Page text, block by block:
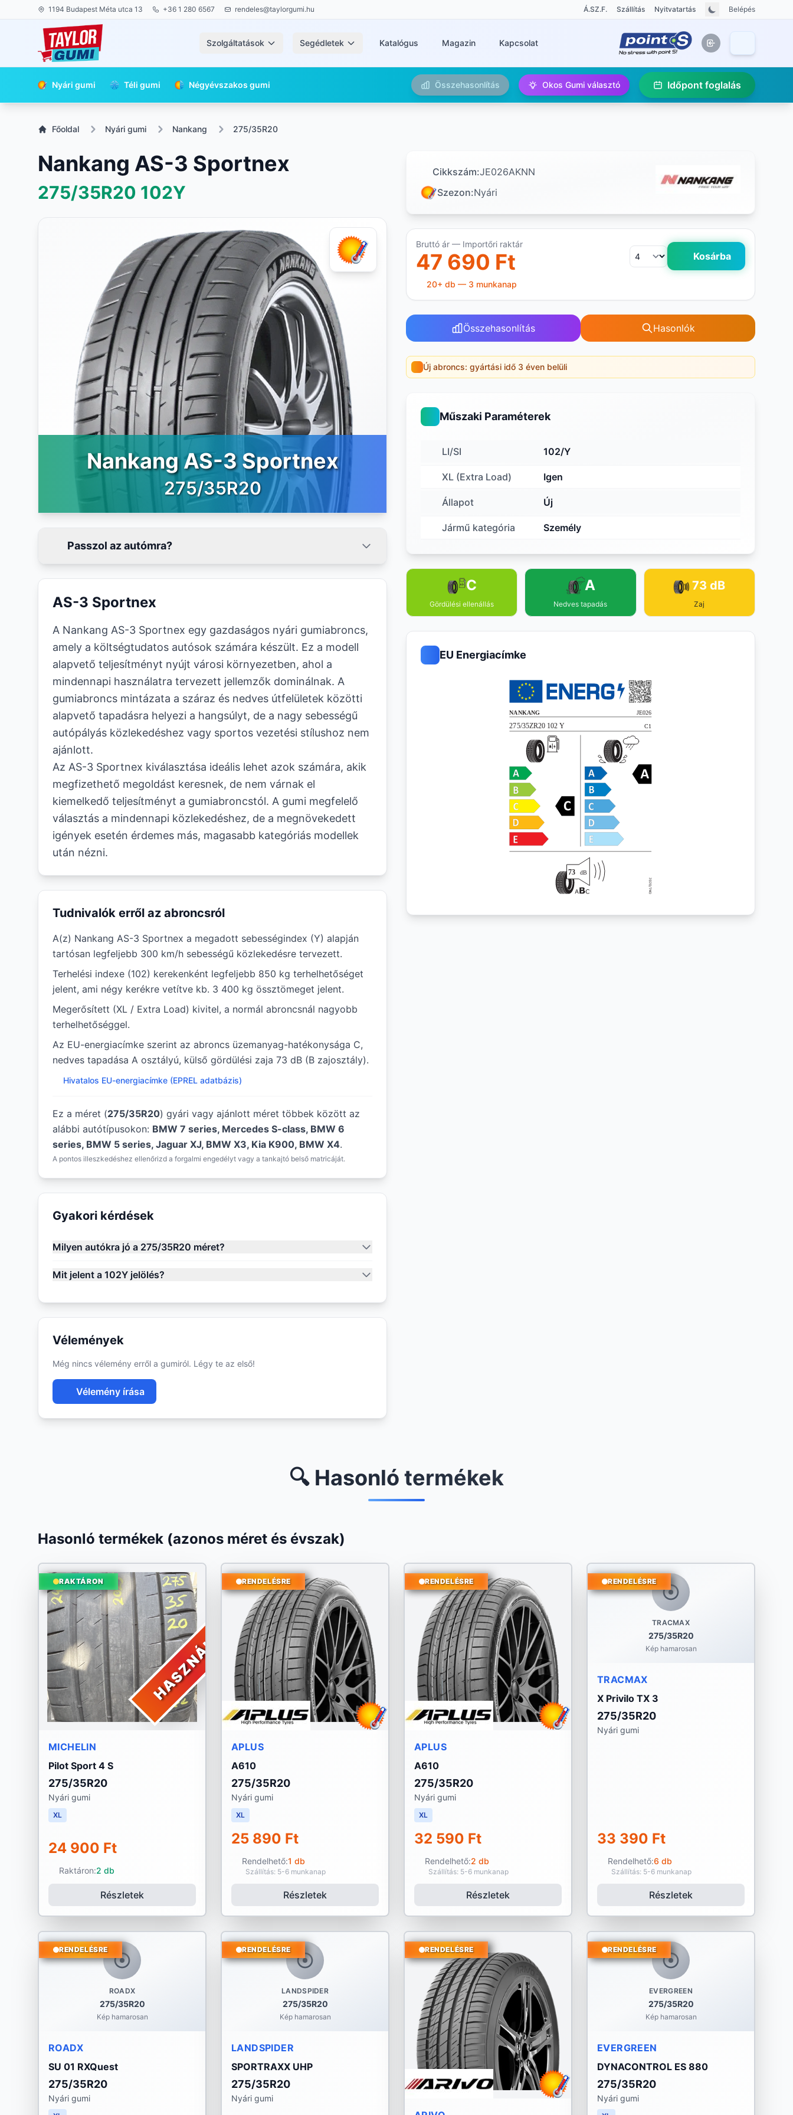
1194 Budapest Méta utca 13 +36 1 280 6567 rendeles@taylorgumi.hu Á.SZ.F. Szállítás Nyitvatartás Belépés
Szolgáltatások Segédletek Katalógus Magazin Kapcsolat
Nyári gumi Téli gumi Négyévszakos gumi Összehasonlítás Okos Gumi választó Időpont foglalás
Főoldal Nyári gumi Nankang 275/35R20
Nankang AS-3 Sportnex
275/35R20 102Y
Nankang AS-3 Sportnex
275/35R20
Passzol az autómra?
AS-3 Sportnex
A Nankang AS-3 Sportnex egy gazdaságos nyári gumiabroncs,
amely a költségtudatos autósok számára készült. Ez a modell
alapvető teljesítményt nyújt városi környezetben, ahol a
mindennapi használatra tervezett jellemzők dominálnak. A
gumiabroncs mintázata a száraz és nedves útfelületek közötti
alapvető tapadásra helyezi a hangsúlyt, de a nagy sebességű
autópályás közlekedéshez vagy sportos vezetési stílushoz nem
ajánlott.
Az AS-3 Sportnex kiválasztása ideális lehet azok számára, akik
megfizethető megoldást keresnek, de nem várnak el
kiemelkedő teljesítményt a gumiabroncstól. A gumi megfelelő
választás a mindennapi közlekedéshez, de a megnövekedett
igények esetén érdemes más, magasabb kategóriás modellek
után nézni.
Tudnivalók erről az abroncsról
A(z) Nankang AS-3 Sportnex a megadott sebességindex (Y) alapján
tartósan legfeljebb 300 km/h sebességű közlekedésre tervezett.
Terhelési indexe (102) kerekenként legfeljebb 850 kg terhelhetőséget
jelent, ami négy kerékre vetítve kb. 3 400 kg össztömeget jelent.
Megerősített (XL / Extra Load) kivitel, a normál abroncsnál nagyobb
terhelhetőséggel.
Az EU-energiacímke szerint az abroncs üzemanyag-hatékonysága C,
nedves tapadása A osztályú, külső gördülési zaja 73 dB (B zajosztály).
Hivatalos EU-energiacímke (EPREL adatbázis)
Ez a méret (275/35R20) gyári vagy ajánlott méret többek között az
alábbi autótípusokon: BMW 7 series, Mercedes S-class, BMW 6
series, BMW 5 series, Jaguar XJ, BMW X3, Kia K900, BMW X4.
A pontos illeszkedéshez ellenőrizd a forgalmi engedélyt vagy a tankajtó belső matricáját.
Gyakori kérdések
Milyen autókra jó a 275/35R20 méret?
Mit jelent a 102Y jelölés?
Vélemények
Még nincs vélemény erről a gumiról. Légy te az első!
Vélemény írása
Cikkszám:JE026AKNN
Szezon:Nyári
Bruttó ár — Importőri raktár
47 690 Ft Kosárba
20+ db — 3 munkanap
Összehasonlítás Hasonlók
Új abroncs: gyártási idő 3 éven belüli
Műszaki Paraméterek
LI/SI 102/Y
XL (Extra Load) Igen
Állapot Új
Jármű kategória Személy
C
Gördülési ellenállás
A
Nedves tapadás
73 dB
Zaj
EU Energiacímke
🔍 Hasonló termékek
Hasonló termékek (azonos méret és évszak)
HASZNÁLT
RAKTÁRON
MICHELIN
Pilot Sport 4 S
275/35R20
Nyári gumi
XL
24 900 Ft
Raktáron:2 db
Részletek
RENDELÉSRE
APLUS
A610
275/35R20
Nyári gumi
XL
25 890 Ft
Rendelhető:1 db
Szállítás: 5-6 munkanap
Részletek
RENDELÉSRE
APLUS
A610
275/35R20
Nyári gumi
XL
32 590 Ft
Rendelhető:2 db
Szállítás: 5-6 munkanap
Részletek
TRACMAX
275/35R20
Kép hamarosan
RENDELÉSRE
TRACMAX
X Privilo TX 3
275/35R20
Nyári gumi
33 390 Ft
Rendelhető:6 db
Szállítás: 5-6 munkanap
Részletek
ROADX
275/35R20
Kép hamarosan
RENDELÉSRE
ROADX
SU 01 RXQuest
275/35R20
Nyári gumi
LANDSPIDER
275/35R20
Kép hamarosan
RENDELÉSRE
LANDSPIDER
SPORTRAXX UHP
275/35R20
Nyári gumi
RENDELÉSRE
EVERGREEN
275/35R20
Kép hamarosan
RENDELÉSRE
EVERGREEN
DYNACONTROL ES 880
275/35R20
Nyári gumi